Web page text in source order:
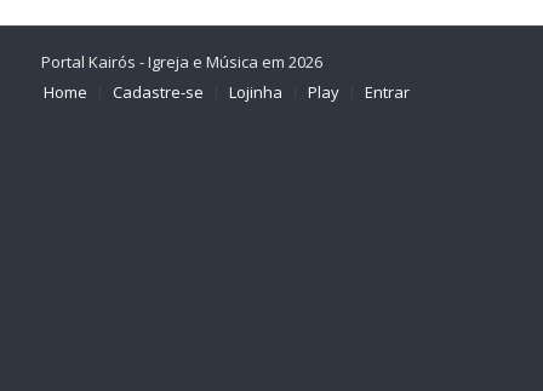
Portal Kairós - Igreja e Música em 2026
Home
Cadastre-se Lojinha Play Entrar